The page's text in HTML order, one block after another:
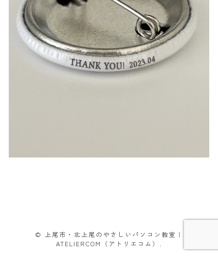
© 上尾市・北上尾のやさしいパソコン教室｜
ATELIERCOM（アトリエコム）.